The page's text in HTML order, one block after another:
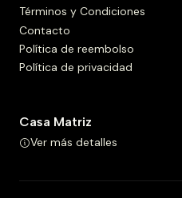
Términos y Condiciones
Contacto
Política de reembolso
Política de privacidad
Casa Matriz
Ver más detalles